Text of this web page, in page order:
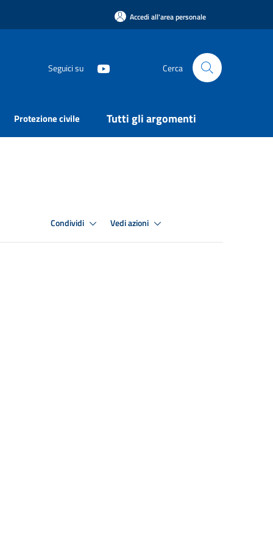
Accedi all'area personale
Seguici su Cerca
Protezione civile Tutti gli argomenti
Condividi Vedi azioni